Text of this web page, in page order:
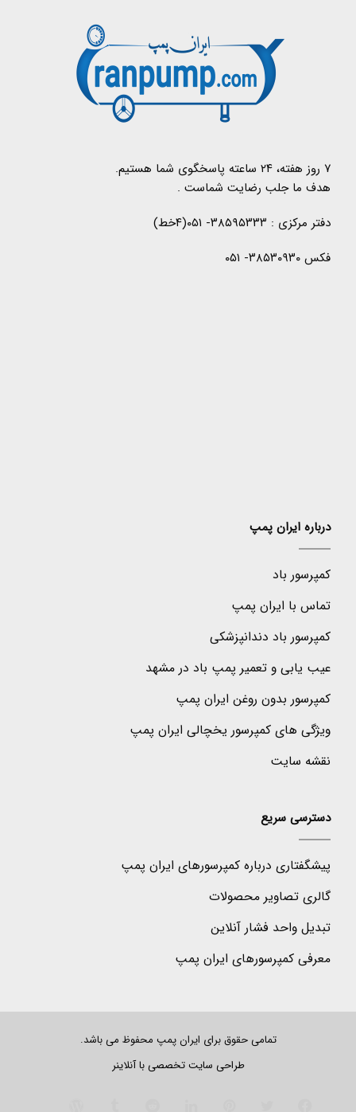
۷ روز هفته، ۲۴ ساعته پاسخگوی شما هستیم.
هدف ما جلب رضایت شماست .
دفتر مرکزی : ۳۸۵۹۵۳۳۳- ۰۵۱(۴خط)
فکس ۳۸۵۳۰۹۳۰- ۰۵۱
درباره ایران پمپ
کمپرسور باد
تماس با ایران پمپ
کمپرسور باد دندانپزشکی
عیب یابی و تعمیر پمپ باد در مشهد
کمپرسور بدون روغن ایران پمپ
ویژگی های کمپرسور یخچالی ایران پمپ
نقشه سایت
دسترسی سریع
پیشگفتاری درباره کمپرسورهای ایران پمپ
گالری تصاویر محصولات
تبدیل واحد فشار آنلاین
معرفی کمپرسورهای ایران پمپ
تمامی حقوق برای ایران پمپ محفوظ می باشد.
طراحی سایت تخصصیبا آنلاینر